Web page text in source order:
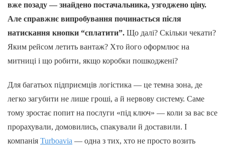
вже позаду — знайдено постачальника, узгоджено ціну.
Але справжнє випробування починається після
натискання кнопки “сплатити”. Що далі? Скільки чекати?
Яким рейсом летить вантаж? Хто його оформлює на
митниці і що робити, якщо коробки пошкоджені?
Для багатьох підприємців логістика — це темна зона, де
легко загубити не лише гроші, а й нервову систему. Саме
тому зростає попит на послуги «під ключ» — коли за вас все
прорахували, домовились, спакували й доставили. І
компанія Turboavia — одна з тих, хто не просто возить